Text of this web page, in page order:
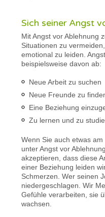
Sich seiner Angst
Mit Angst vor Ablehnung
Situationen zu
emotional zu leiden.
beispielsweise davon ab:
Neue Arbeit zu suchen
Neue Freunde zu
Eine Beziehung
Zu lernen und zu
Wenn Sie auch etwas
unter Angst vor
akzeptieren, dass diese
einer Beziehung leiden
Schmerzen. Wer seinen
niedergeschlagen. Wir
Gefühle verarbeiten, sie
wachsen.